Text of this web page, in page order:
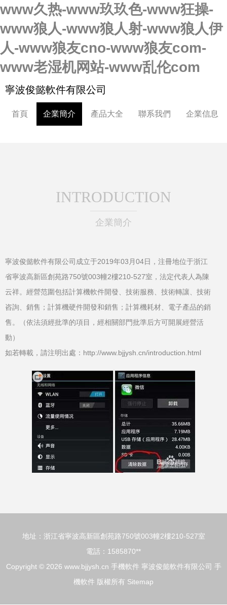
www久热-www玖玖色-www狂操-
www狼人-www狼人射-www狼人伊
人-www狼友cno-www狼友com-
www老湿机网站-www乱伦com
寧波俊懿軟件有限公司
首頁 企業簡介 產品大全 聯系我們 企業信息
INTRODUCTION
企業簡介
寧波俊懿軟件有限公司成立于2019年03月04日，注冊地位于浙江
省寧波高新區創苑路750號003幢2樓210-527室，法定代表人為陳
云祥。經營范圍包括計算機軟件開發、技術服務、技術轉讓、技術
咨詢、銷售；計算機硬件開發和銷售；計算機耗材、電子產品的銷
售。（依法須經批準的項目，經相關部門批準后方可開展經營活
動）
如若轉載，請注明出處：http://www.bjjysh.cn/introduction.html
地址：浙江省寧波高新區創苑路750號003幢2樓210-527室
電話：1585870**
Copyright © 2026 www.bjjysh.cn 手機軟件 寧波俊懿軟件有限公司 手
機軟件 版權所有 Sitemap